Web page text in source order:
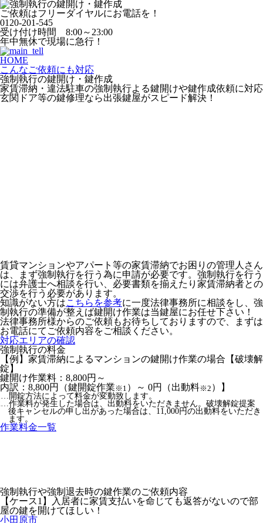
ご依頼はフリーダイヤルにお電話を！
0120-201-545
受け付け時間 8:00～23:00
年中無休で現場に急行！
HOME
こんなご依頼にも対応
強制執行の鍵開け・鍵作成
家賃滞納・違法駐車の強制執行よる鍵開けや鍵作成依頼に対応
玄関ドア等の鍵修理なら出張鍵屋がスピード解決！
賃貸マンションやアパート等の家賃滞納でお困りの管理人さん
は、まず強制執行を行う為に申請が必要です。強制執行を行う
には弁護士へ相談を行い、必要書類を揃えたり家賃滞納者との
交渉を行う必要があります。
知識がない方はこちらを参考に一度法律事務所に相談をし、強
制執行の準備が整えば鍵開け作業は当鍵屋にお任せ下さい！
法律事務所様からのご依頼もお待ちしておりますので、まずは
お電話にてご依頼内容をご相談ください。
対応エリアの確認
強制執行の料金
【例】家賃滞納によるマンションの鍵開け作業の場合【破壊解
錠】
鍵開け作業料：8,800円～
内訳：8,800円（鍵開錠作業 ※1 ）～ 0円（出動料※2 ）】
開錠方法によって料金が変動致します。
作業料が発生した場合は、出動料をいただきません。破壊解錠提案
後キャンセルの申し出があった場合は、11,000円の出動料をいただき
ます。
作業料金一覧
強制執行や強制退去時の鍵作業のご依頼内容
【ケース1】入居者に家賃支払いを命じても返答がないので部
屋の鍵を開けてほしい！
小田原市